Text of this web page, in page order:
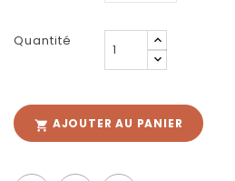
Quantité
 AJOUTER AU PANIER